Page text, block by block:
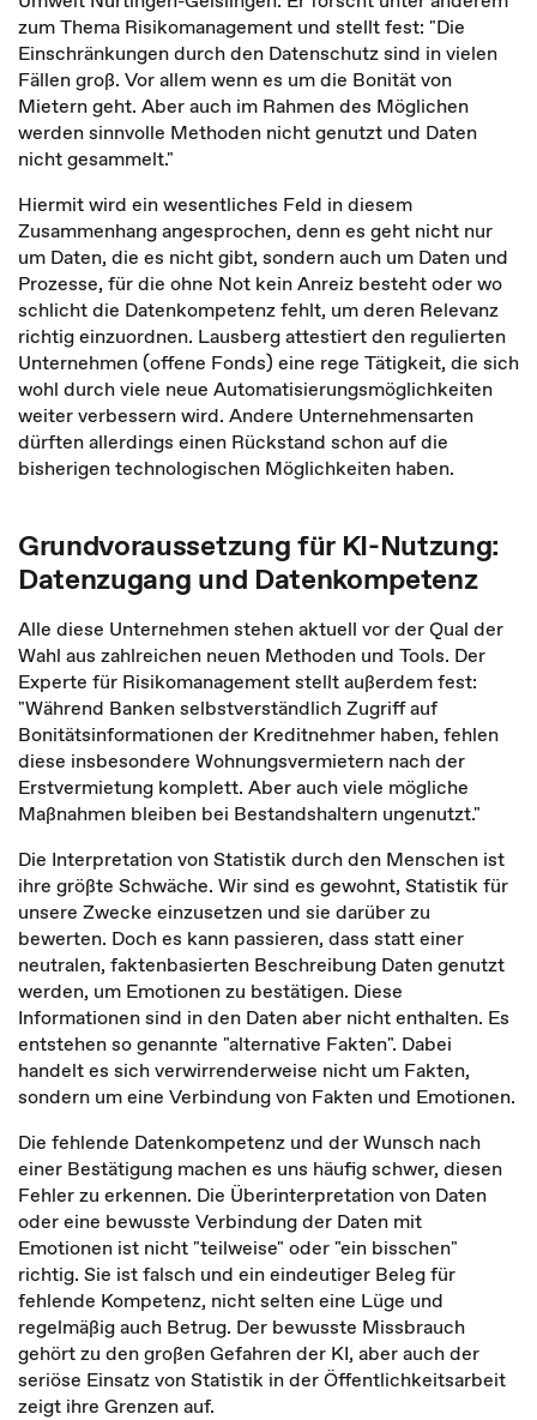
zum Thema Risikomanagement und stellt fest: "Die
Einschränkungen durch den Datenschutz sind in vielen
Fällen groß. Vor allem wenn es um die Bonität von
Mietern geht. Aber auch im Rahmen des Möglichen
werden sinnvolle Methoden nicht genutzt und Daten
nicht gesammelt."
Hiermit wird ein wesentliches Feld in diesem
Zusammenhang angesprochen, denn es geht nicht nur
um Daten, die es nicht gibt, sondern auch um Daten und
Prozesse, für die ohne Not kein Anreiz besteht oder wo
schlicht die Datenkompetenz fehlt, um deren Relevanz
richtig einzuordnen. Lausberg attestiert den regulierten
Unternehmen (offene Fonds) eine rege Tätigkeit, die sich
wohl durch viele neue Automatisierungsmöglichkeiten
weiter verbessern wird. Andere Unternehmensarten
dürften allerdings einen Rückstand schon auf die
bisherigen technologischen Möglichkeiten haben.
Grundvoraussetzung für KI-Nutzung:
Datenzugang und Datenkompetenz
Alle diese Unternehmen stehen aktuell vor der Qual der
Wahl aus zahlreichen neuen Methoden und Tools. Der
Experte für Risikomanagement stellt außerdem fest:
"Während Banken selbstverständlich Zugriff auf
Bonitätsinformationen der Kreditnehmer haben, fehlen
diese insbesondere Wohnungsvermietern nach der
Erstvermietung komplett. Aber auch viele mögliche
Maßnahmen bleiben bei Bestandshaltern ungenutzt."
Die Interpretation von Statistik durch den Menschen ist
ihre größte Schwäche. Wir sind es gewohnt, Statistik für
unsere Zwecke einzusetzen und sie darüber zu
bewerten. Doch es kann passieren, dass statt einer
neutralen, faktenbasierten Beschreibung Daten genutzt
werden, um Emotionen zu bestätigen. Diese
Informationen sind in den Daten aber nicht enthalten. Es
entstehen so genannte "alternative Fakten". Dabei
handelt es sich verwirrenderweise nicht um Fakten,
sondern um eine Verbindung von Fakten und Emotionen.
Die fehlende Datenkompetenz und der Wunsch nach
einer Bestätigung machen es uns häufig schwer, diesen
Fehler zu erkennen. Die Überinterpretation von Daten
oder eine bewusste Verbindung der Daten mit
Emotionen ist nicht "teilweise" oder "ein bisschen"
richtig. Sie ist falsch und ein eindeutiger Beleg für
fehlende Kompetenz, nicht selten eine Lüge und
regelmäßig auch Betrug. Der bewusste Missbrauch
gehört zu den großen Gefahren der KI, aber auch der
seriöse Einsatz von Statistik in der Öffentlichkeitsarbeit
zeigt ihre Grenzen auf.